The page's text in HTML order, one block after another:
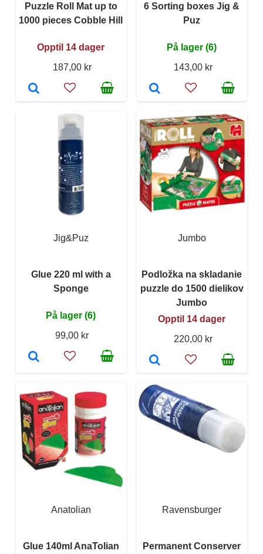
Puzzle Roll Mat up to
1000 pieces Cobble Hill
Opptil 14 dager
187,00 kr
6 Sorting boxes Jig &
Puz
På lager (6)
143,00 kr
Jig&Puz
Glue 220 ml with a
Sponge
På lager (6)
99,00 kr
Jumbo
Podložka na skladanie
puzzle do 1500 dielikov
Jumbo
Opptil 14 dager
220,00 kr
Anatolian
Glue 140ml AnaTolian
Ravensburger
Permanent Conserver